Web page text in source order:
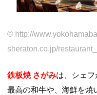
© http://
sheraton.co.jp/
鉄板焼 さがみは、シェフ
最高の和牛や、海鮮を焼